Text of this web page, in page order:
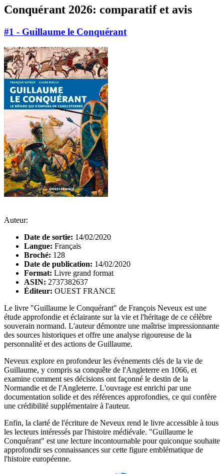
Conquérant 2026: comparatif et avis
#1 - Guillaume le Conquérant
Auteur:
Date de sortie: 14/02/2020
Langue: Français
Broché: 128
Date de publication: 14/02/2020
Format: Livre grand format
ASIN: 2737382637
Éditeur: OUEST FRANCE
Le livre "Guillaume le Conquérant" de François Neveux est une
étude approfondie et éclairante sur la vie et l'héritage de ce célèbre
souverain normand. L'auteur démontre une maîtrise impressionnante
des sources historiques et offre une analyse rigoureuse de la
personnalité et des actions de Guillaume.
Neveux explore en profondeur les événements clés de la vie de
Guillaume, y compris sa conquête de l'Angleterre en 1066, et
examine comment ses décisions ont façonné le destin de la
Normandie et de l'Angleterre. L'ouvrage est enrichi par une
documentation solide et des références approfondies, ce qui confère
une crédibilité supplémentaire à l'auteur.
Enfin, la clarté de l'écriture de Neveux rend le livre accessible à tous
les lecteurs intéressés par l'histoire médiévale. "Guillaume le
Conquérant" est une lecture incontournable pour quiconque souhaite
approfondir ses connaissances sur cette figure emblématique de
l'histoire européenne.